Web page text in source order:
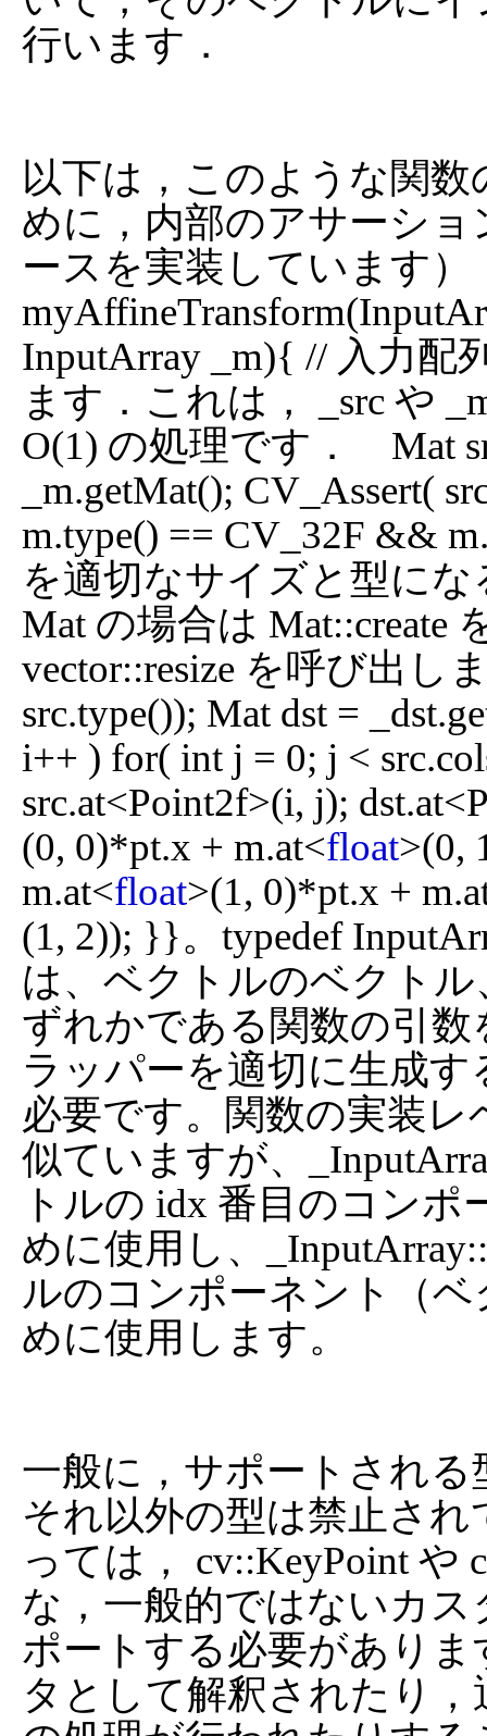
行います．
以下は，このような関
めに，内部のアサーシ
ースを実装しています）
InputArray _m){ // 入力配
ます．これは， _src や
O(1) の処理です．    Mat
_m.getMat(); CV_Assert(
m.type() == CV_32F &&
を適切なサイズと型に
Mat の場合は Mat::create
vector::resize を呼び出し
src.type()); Mat dst =
i++ ) for( int j = 0; j <
src.at<Point2f>(i, j);
(0, 0)*pt.x + m.at<float>(0,
m.at<float>(1, 0)*pt.x +
(1, 2)); }}。typedef
は、ベクトルのベクト
ずれかである関数の引数
ラッパーを適切に生成
必要です。関数の実装
似ていますが、
トルの idx 番目のコン
めに使用し、
ルのコンポーネント（
めに使用します。
一般に，サポートされる
それ以外の型は禁止さ
っては， cv::KeyPoint や
な，一般的ではないカ
ポートする必要があり
タとして解釈されたり